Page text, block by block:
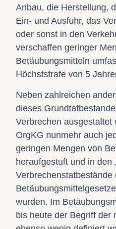
Anbau, die Herstellung,
Ein- und Ausfuhr, das
oder sonst in den
verschaffen geringer
Betäubungsmitteln
Höchststrafe von 5
Neben zahlreichen
dieses
Verbrechen ausgestaltet
OrgKG nunmehr auch
geringen Mengen von
heraufgestuft und in den
Verbrechenstatbestände
wurden. Im
bis heute der Begriff der